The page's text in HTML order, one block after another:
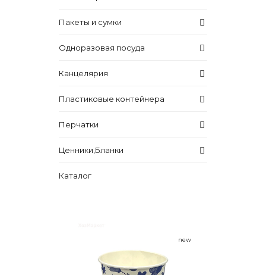
Пакеты и сумки
Одноразовая посуда
Канцелярия
Пластиковые контейнера
Перчатки
Ценники,Бланки
Каталог
new